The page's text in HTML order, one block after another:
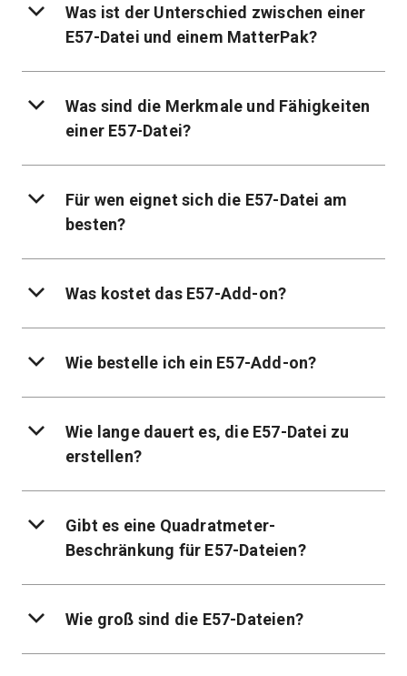
Was ist der Unterschied zwischen einer
E57-Datei und einem MatterPak?
Was sind die Merkmale und Fähigkeiten
einer E57-Datei?
Für wen eignet sich die E57-Datei am
besten?
Was kostet das E57-Add-on?
Wie bestelle ich ein E57-Add-on?
Wie lange dauert es, die E57-Datei zu
erstellen?
Gibt es eine Quadratmeter-
Beschränkung für E57-Dateien?
Wie groß sind die E57-Dateien?